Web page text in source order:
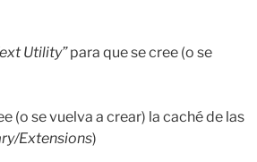
Utility”para que se cree (o se
(o se vuelva a crear) la caché de las
Extensions)